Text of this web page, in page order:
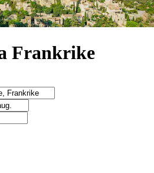
Frankrike